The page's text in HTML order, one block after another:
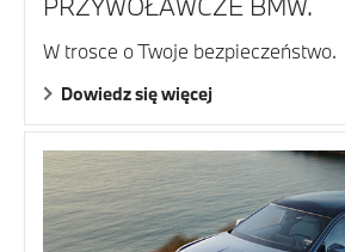
W trosce o Twoje bezpieczeństwo.
Dowiedz się więcej